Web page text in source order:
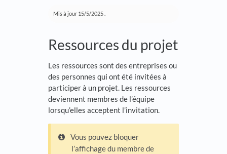
Mis à jour 15/5/2025
Ressources du projet
Les ressources sont des entreprises ou
des personnes qui ont été invitées à
participer à un projet. Les ressources
deviennent membres de l’équipe
lorsqu’elles acceptent l’invitation.
Vous pouvez bloquer
l’affichage du membre de